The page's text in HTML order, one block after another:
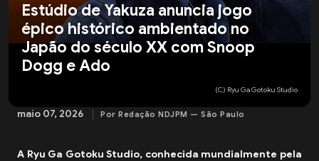
Estúdio de Yakuza anuncia jogo
épico histórico ambientado no
Japão do século XX com Snoop
Dogg e Ado
(C) Ryu Ga Gotoku Studio
maio 07, 2026 Por Redação NDJPM — São Paulo
A Ryu Ga Gotoku Studio, conhecida mundialmente pela